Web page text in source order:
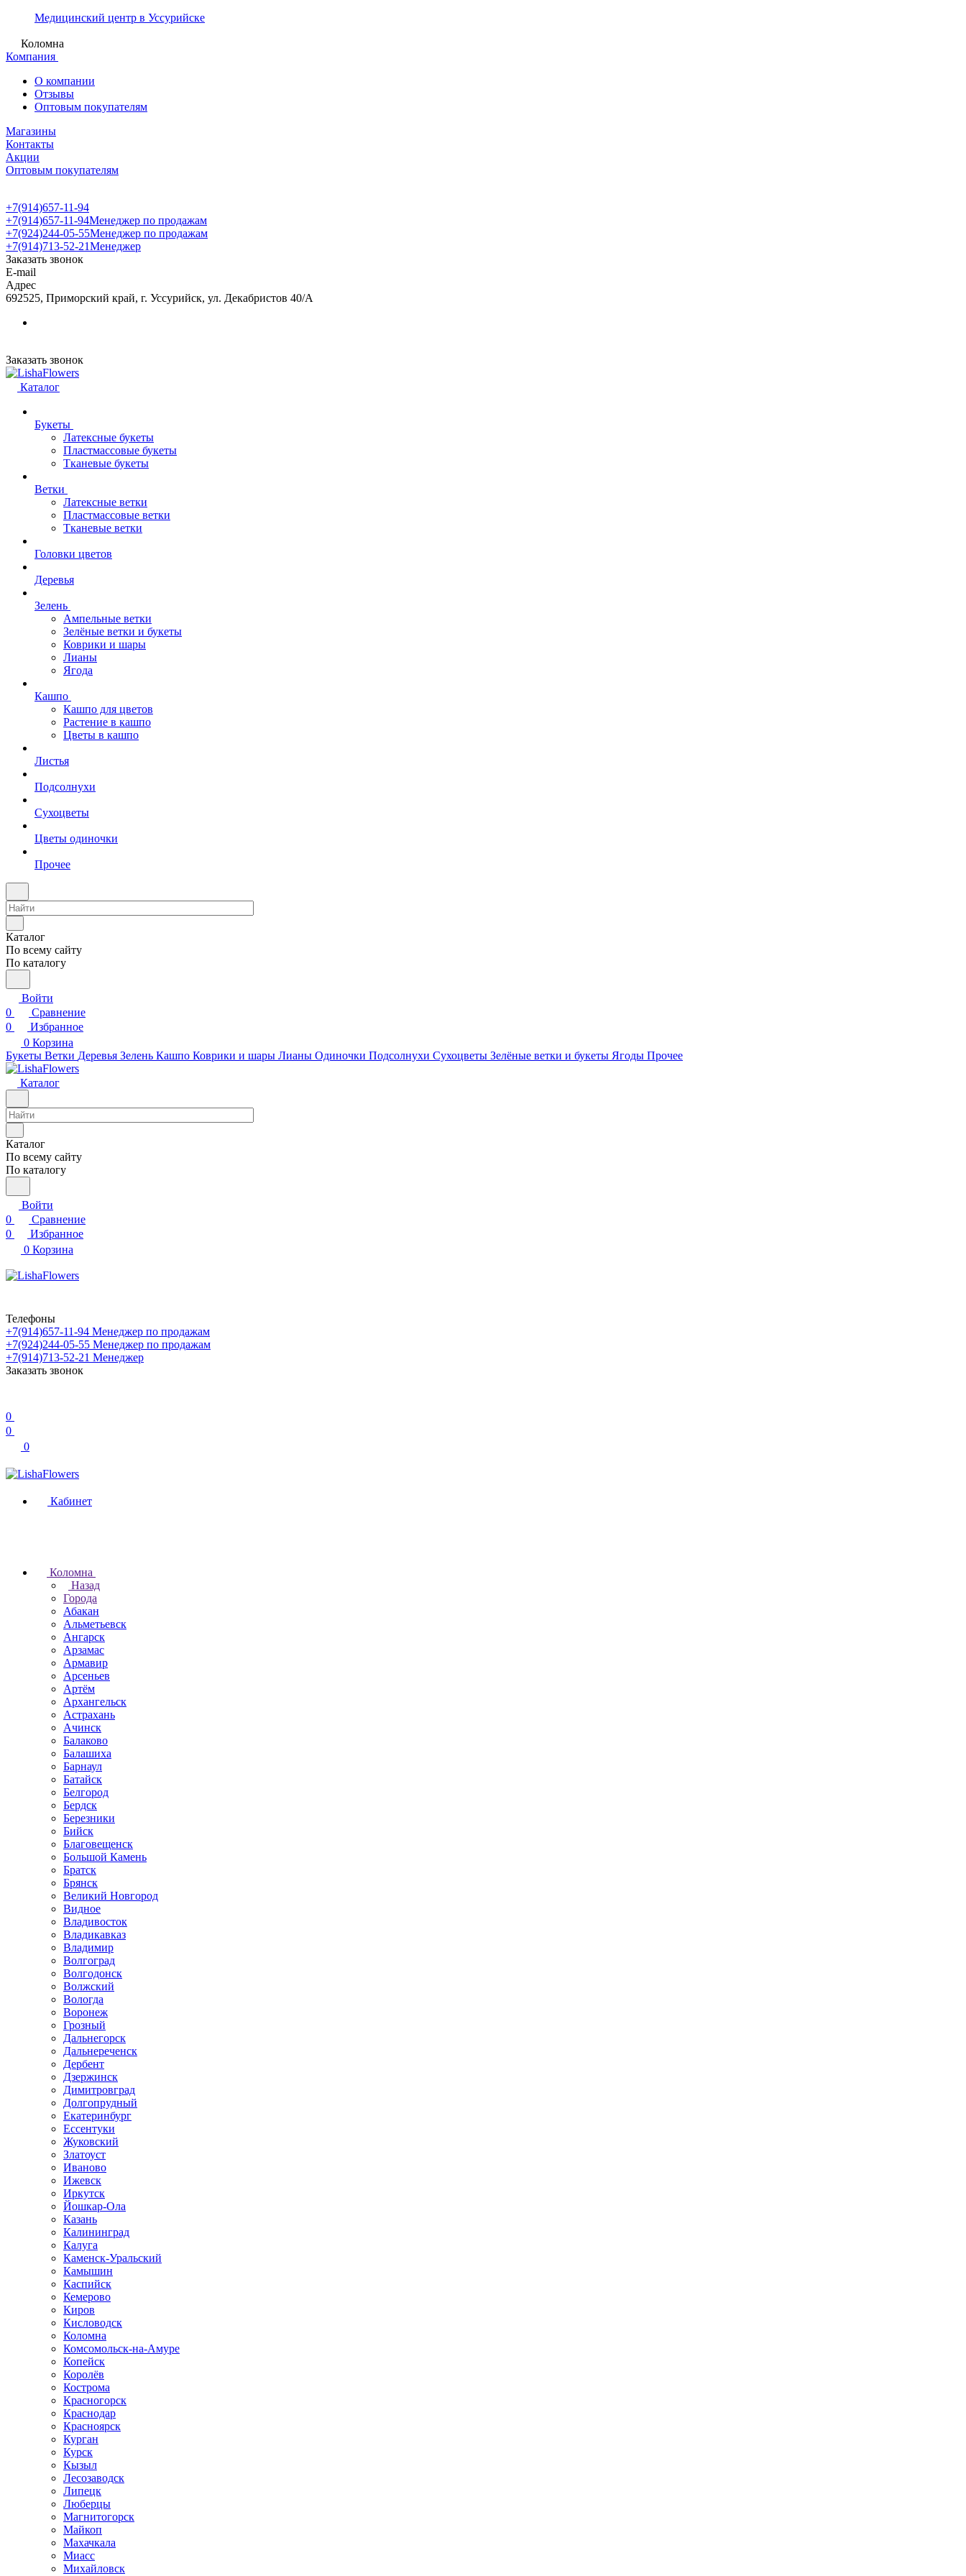
Медицинский центр в Уссурийске
Коломна
Компания
О компании
Отзывы
Оптовым покупателям
Магазины
Контакты
Акции
Оптовым покупателям
+7(914)657-11-94
+7(914)657-11-94Менеджер по продажам
+7(924)244-05-55Менеджер по продажам
+7(914)713-52-21Менеджер
Заказать звонок
E-mail
Адрес
692525, Приморский край, г. Уссурийск, ул. Декабристов 40/А
Заказать звонок
Каталог
Букеты
Латексные букеты
Пластмассовые букеты
Тканевые букеты
Ветки
Латексные ветки
Пластмассовые ветки
Тканевые ветки
Головки цветов
Деревья
Зелень
Ампельные ветки
Зелёные ветки и букеты
Коврики и шары
Лианы
Ягода
Кашпо
Кашпо для цветов
Растение в кашпо
Цветы в кашпо
Листья
Подсолнухи
Сухоцветы
Цветы одиночки
Прочее
Каталог
По всему сайту
По каталогу
Войти
0
Сравнение
0
Избранное
0 Корзина
Букеты Ветки Деревья Зелень Кашпо Коврики и шары Лианы Одиночки Подсолнухи Сухоцветы Зелёные ветки и букеты Ягоды Прочее
Каталог
Каталог
По всему сайту
По каталогу
Войти
0
Сравнение
0
Избранное
0 Корзина
Телефоны
+7(914)657-11-94 Менеджер по продажам
+7(924)244-05-55 Менеджер по продажам
+7(914)713-52-21 Менеджер
Заказать звонок
0
0
0
Кабинет
Коломна
Назад
Города
Абакан
Альметьевск
Ангарск
Арзамас
Армавир
Арсеньев
Артём
Архангельск
Астрахань
Ачинск
Балаково
Балашиха
Барнаул
Батайск
Белгород
Бердск
Березники
Бийск
Благовещенск
Большой Камень
Братск
Брянск
Великий Новгород
Видное
Владивосток
Владикавказ
Владимир
Волгоград
Волгодонск
Волжский
Вологда
Воронеж
Грозный
Дальнегорск
Дальнереченск
Дербент
Дзержинск
Димитровград
Долгопрудный
Екатеринбург
Ессентуки
Жуковский
Златоуст
Иваново
Ижевск
Иркутск
Йошкар-Ола
Казань
Калининград
Калуга
Каменск-Уральский
Камышин
Каспийск
Кемерово
Киров
Кисловодск
Коломна
Комсомольск-на-Амуре
Копейск
Королёв
Кострома
Красногорск
Краснодар
Красноярск
Курган
Курск
Кызыл
Лесозаводск
Липецк
Люберцы
Магнитогорск
Майкоп
Махачкала
Миасс
Михайловск